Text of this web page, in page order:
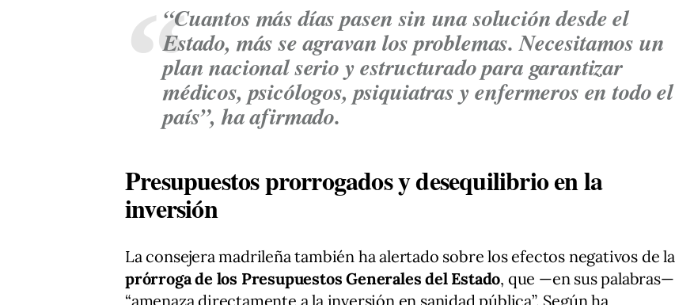
“Cuantos más días pasen sin una solución desde el
Estado, más se agravan los problemas. Necesitamos un
plan nacional serio y estructurado para garantizar
médicos, psicólogos, psiquiatras y enfermeros en todo el
país”, ha afirmado.
Presupuestos prorrogados y desequilibrio en la
inversión
La consejera madrileña también ha alertado sobre los efectos negativos de la
prórroga de los Presupuestos Generales del Estado, que —en sus palabras—
“amenaza directamente a la inversión en sanidad pública”. Según ha